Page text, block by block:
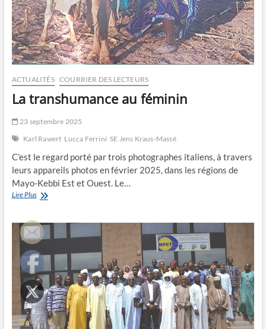
ACTUALITÉS COURRIER DES LECTEURS
La transhumance au féminin
23 septembre 2025
Karl Rawert Lucca Ferrini SE Jens Kraus-Massé
C’est le regard porté par trois photographes italiens, à travers
leurs appareils photos en février 2025, dans les régions de
Mayo-Kebbi Est et Ouest. Le…
Lire PlusLa
féminin